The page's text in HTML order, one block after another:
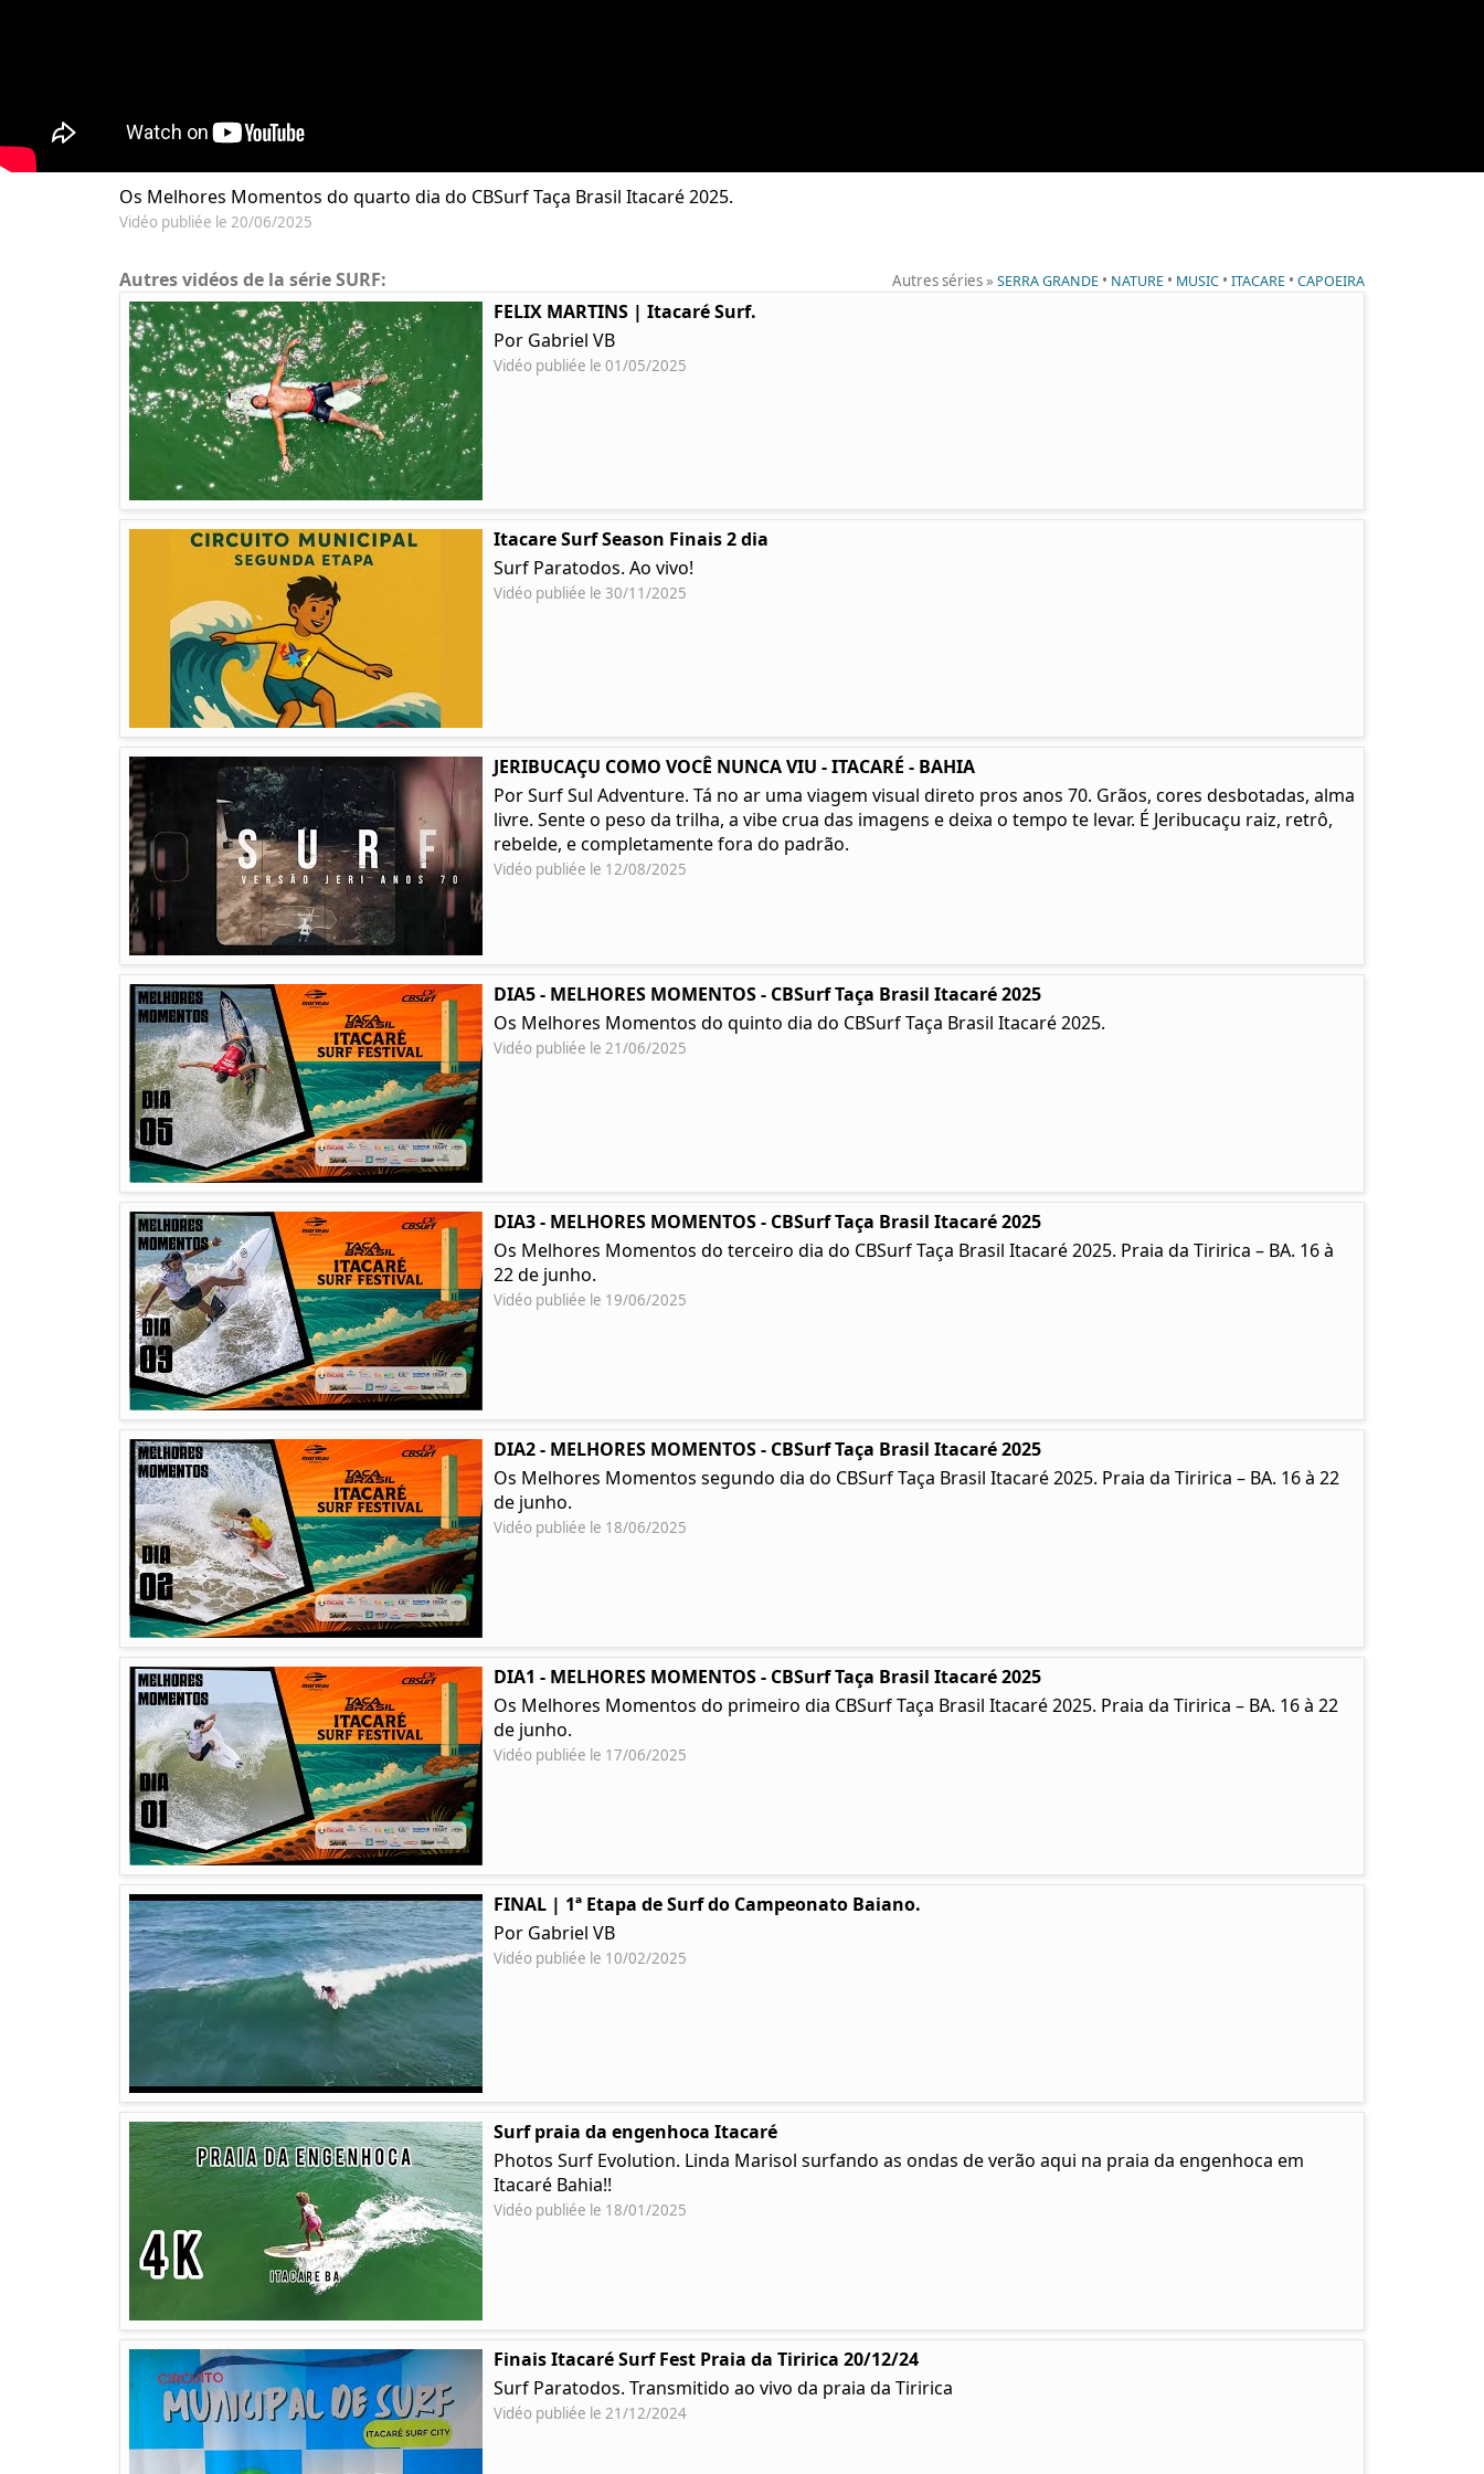
Os Melhores Momentos do quarto dia do CBSurf Taça Brasil Itacaré 2025.
Vidéo publiée le 20/06/2025
Autres séries »SERRA GRANDE • NATURE • MUSIC •ITACARE •CAPOEIRA
Autres vidéos de la série SURF:
FELIX MARTINS | Itacaré Surf.
Por Gabriel VB
Vidéo publiée le 01/05/2025
Itacare Surf Season Finais 2 dia
Surf Paratodos. Ao vivo!
Vidéo publiée le 30/11/2025
JERIBUCAÇU COMO VOCÊ NUNCA VIU - ITACARÉ - BAHIA
Por Surf Sul Adventure. Tá no ar uma viagem visual direto pros anos 70. Grãos, cores desbotadas, alma
livre. Sente o peso da trilha, a vibe crua das imagens e deixa o tempo te levar. É Jeribucaçu raiz, retrô,
rebelde, e completamente fora do padrão.
Vidéo publiée le 12/08/2025
DIA5 - MELHORES MOMENTOS - CBSurf Taça Brasil Itacaré 2025
Os Melhores Momentos do quinto dia do CBSurf Taça Brasil Itacaré 2025.
Vidéo publiée le 21/06/2025
DIA3 - MELHORES MOMENTOS - CBSurf Taça Brasil Itacaré 2025
Os Melhores Momentos do terceiro dia do CBSurf Taça Brasil Itacaré 2025. Praia da Tiririca – BA. 16 à
22 de junho.
Vidéo publiée le 19/06/2025
DIA2 - MELHORES MOMENTOS - CBSurf Taça Brasil Itacaré 2025
Os Melhores Momentos segundo dia do CBSurf Taça Brasil Itacaré 2025. Praia da Tiririca – BA. 16 à 22
de junho.
Vidéo publiée le 18/06/2025
DIA1 - MELHORES MOMENTOS - CBSurf Taça Brasil Itacaré 2025
Os Melhores Momentos do primeiro dia CBSurf Taça Brasil Itacaré 2025. Praia da Tiririca – BA. 16 à 22
de junho.
Vidéo publiée le 17/06/2025
FINAL | 1ª Etapa de Surf do Campeonato Baiano.
Por Gabriel VB
Vidéo publiée le 10/02/2025
Surf praia da engenhoca Itacaré
Photos Surf Evolution. Linda Marisol surfando as ondas de verão aqui na praia da engenhoca em
Itacaré Bahia!!
Vidéo publiée le 18/01/2025
Finais Itacaré Surf Fest Praia da Tiririca 20/12/24
Surf Paratodos. Transmitido ao vivo da praia da Tiririca
Vidéo publiée le 21/12/2024